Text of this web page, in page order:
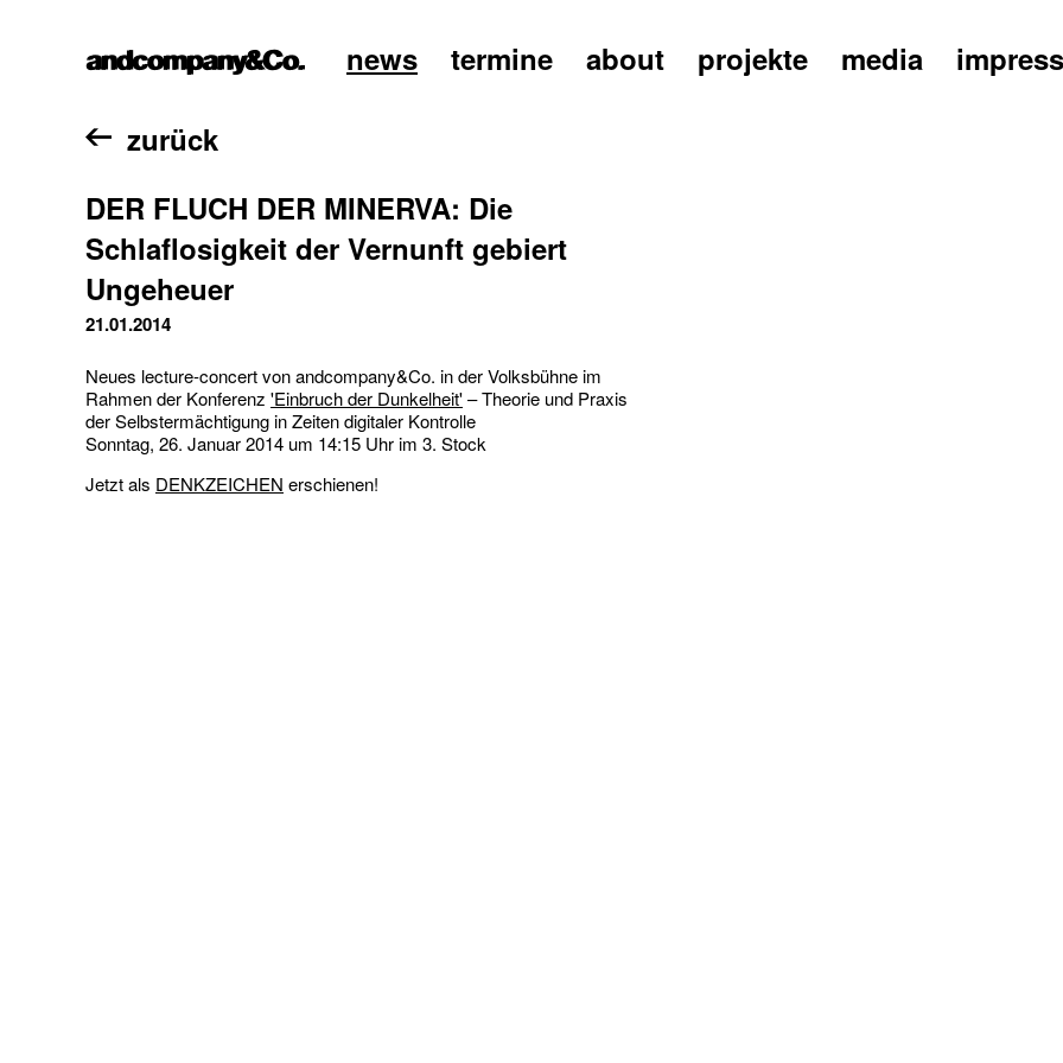
home news termine about projekte media
zurück
DER FLUCH DER MINERVA: Die
Schlaflosigkeit der Vernunft gebiert
Ungeheuer
21.01.2014
Neues lecture-concert von andcompany&Co. in der Volksbühne im
Rahmen der Konferenz 'Einbruch der Dunkelheit'– Theorie und Praxis
der Selbstermächtigung in Zeiten digitaler Kontrolle
Sonntag, 26. Januar 2014 um 14:15 Uhr im 3. Stock
Jetzt als DENKZEICHEN erschienen!